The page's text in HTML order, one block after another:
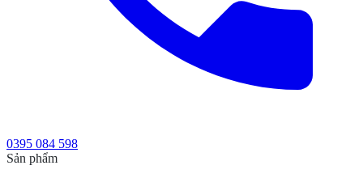
0395 084 598
Sản phẩm